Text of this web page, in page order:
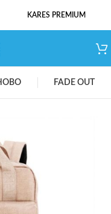
KARES PREMIUM
FADE OUT